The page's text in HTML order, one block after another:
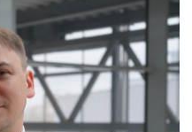
и
- 2026